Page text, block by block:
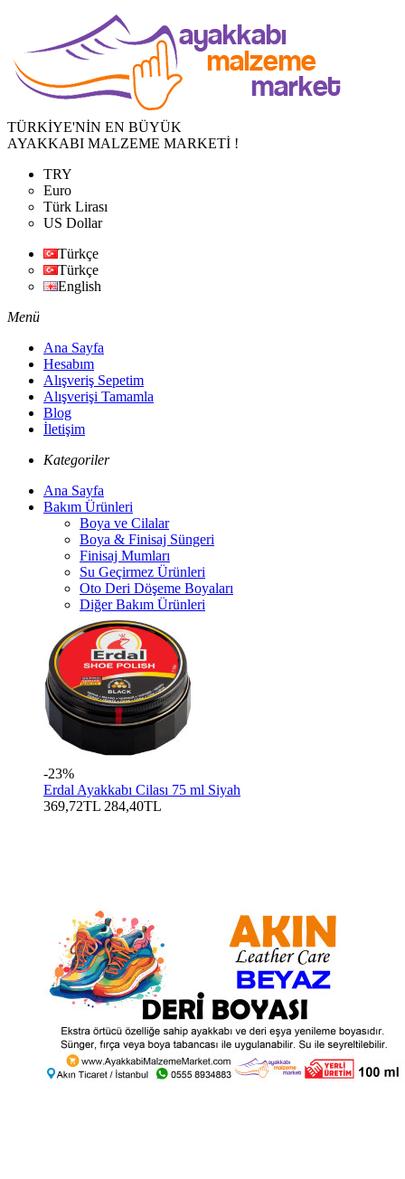
TÜRKİYE'NİN EN BÜYÜK
AYAKKABI MALZEME MARKETİ !
TRY
Euro
Türk Lirası
US Dollar
Türkçe
Türkçe
English
Menü
Ana Sayfa
Hesabım
Alışveriş Sepetim
Alışverişi Tamamla
Blog
İletişim
Kategoriler
Ana Sayfa
Bakım Ürünleri
Boya ve Cilalar
Boya & Finisaj Süngeri
Finisaj Mumları
Su Geçirmez Ürünleri
Oto Deri Döşeme Boyaları
Diğer Bakım Ürünleri
-23%
Erdal Ayakkabı Cilası 75 ml Siyah
369,72TL 284,40TL